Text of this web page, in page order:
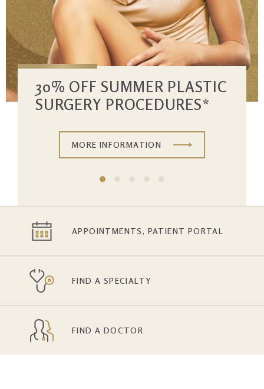
30% OFF SUMMER PLASTIC
SURGERY PROCEDURES*
MORE INFORMATION
APPOINTMENTS, PATIENT PORTAL
FIND A SPECIALTY
FIND A DOCTOR